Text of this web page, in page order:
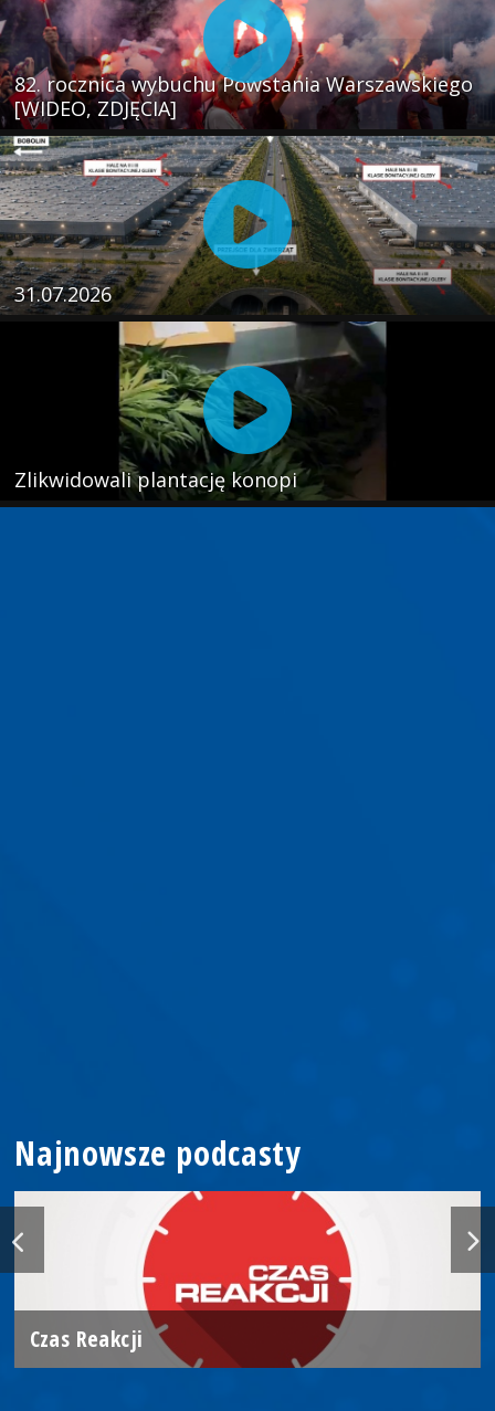
82. rocznica wybuchu Powstania Warszawskiego
[WIDEO, ZDJĘCIA]
31.07.2026
Zlikwidowali plantację konopi
Najnowsze podcasty
Czas Reakcji